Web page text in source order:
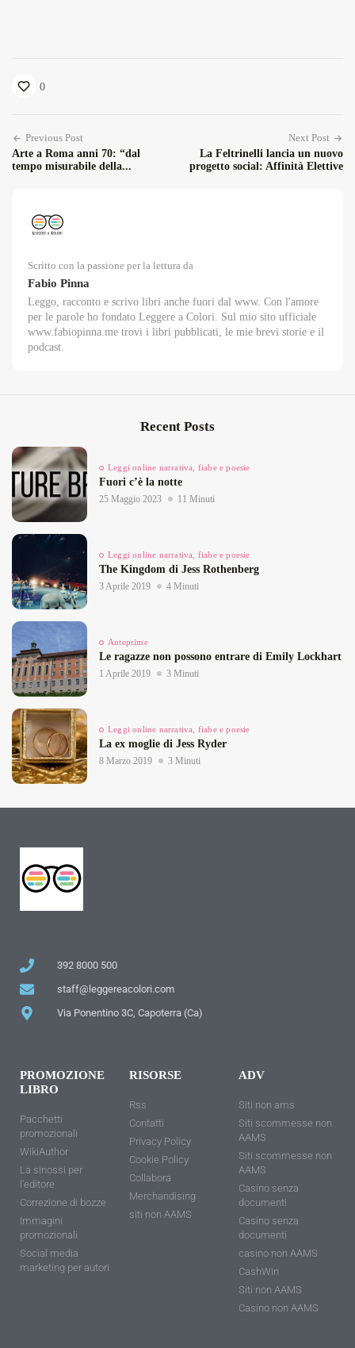
0
Previous Post
Arte a Roma anni 70: “dal
tempo misurabile della...
Next Post
La Feltrinelli lancia un nuovo
progetto social: Affinità Elettive
Scritto con la passione per la lettura da
Fabio Pinna
Leggo, racconto e scrivo libri anche fuori dal www. Con l'amore
per le parole ho fondato Leggere a Colori. Sul mio sito ufficiale
www.fabiopinna.me trovi i libri pubblicati, le mie brevi storie e il
podcast.
Recent Posts
Leggi online narrativa, fiabe e poesie
Fuori c’è la notte
25 Maggio 2023 11 Minuti
Leggi online narrativa, fiabe e poesie
The Kingdom di Jess Rothenberg
3 Aprile 2019 4 Minuti
Anteprime
Le ragazze non possono entrare di Emily Lockhart
1 Aprile 2019 3 Minuti
Leggi online narrativa, fiabe e poesie
La ex moglie di Jess Ryder
8 Marzo 2019 3 Minuti
392 8000 500
staff@leggereacolori.com
Via Ponentino 3C, Capoterra (Ca)
PROMOZIONE
LIBRO
Pacchetti
promozionali
WikiAuthor
La sinossi per
l'editore
Correzione di bozze
Immagini
promozionali
Social media
marketing per autori
RISORSE
Rss
Contatti
Privacy Policy
Cookie Policy
Collabora
Merchandising
siti non AAMS
ADV
Siti non ams
Siti scommesse non
AAMS
Siti scommesse non
AAMS
Casino senza
documenti
Casino senza
documenti
casino non AAMS
CashWin
Siti non AAMS
Casino non AAMS